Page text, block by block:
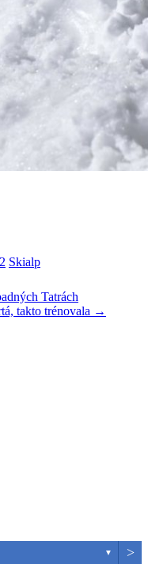
Skialp
Tatrách
takto trénovala →
▼ >